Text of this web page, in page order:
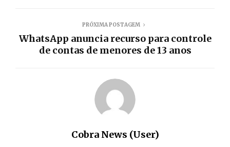
PRÓXIMA POSTAGEM
WhatsApp anuncia recurso para controle
de contas de menores de 13 anos
Cobra News (User)